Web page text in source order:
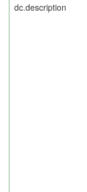
dc.description